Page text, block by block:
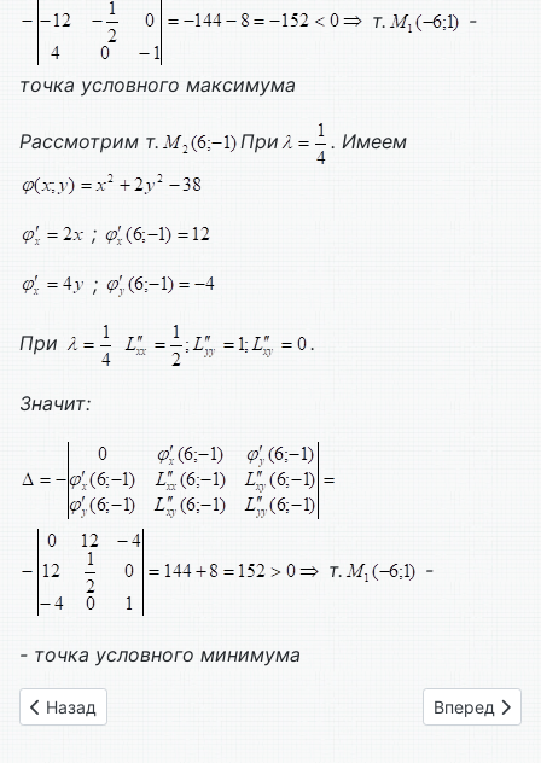
т. -
точка условного максимума
Рассмотрим т. При . Имеем
;
;
При .
Значит:
т. -
- точка условного минимума
Предыдущий: Вариант № 10
Назад Следующий:
Вперед